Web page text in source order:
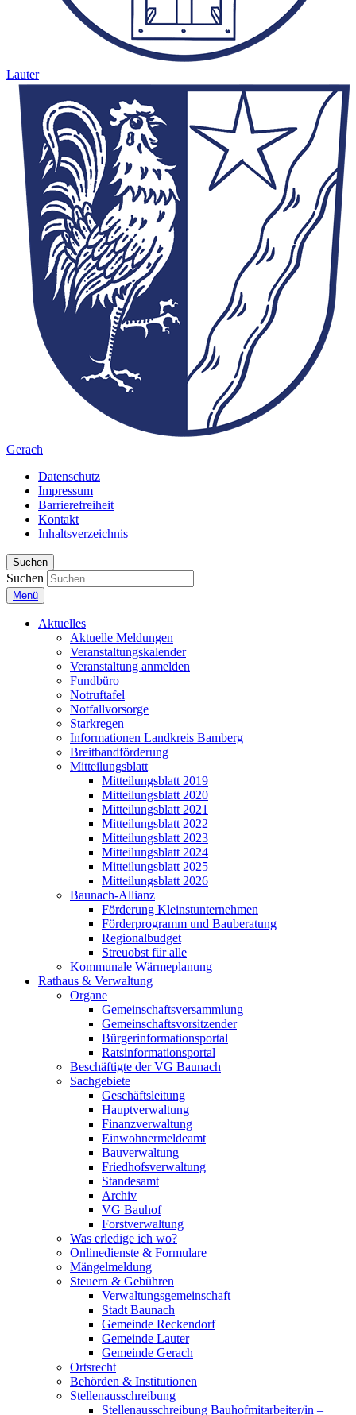
Lauter
Gerach
Datenschutz
Impressum
Barrierefreiheit
Kontakt
Inhaltsverzeichnis
Suchen
Suchen
Menü
Aktuelles
Aktuelle Meldungen
Veranstaltungskalender
Veranstaltung anmelden
Fundbüro
Notruftafel
Notfallvorsorge
Starkregen
Informationen Landkreis Bamberg
Breitbandförderung
Mitteilungsblatt
Mitteilungsblatt 2019
Mitteilungsblatt 2020
Mitteilungsblatt 2021
Mitteilungsblatt 2022
Mitteilungsblatt 2023
Mitteilungsblatt 2024
Mitteilungsblatt 2025
Mitteilungsblatt 2026
Baunach-Allianz
Förderung Kleinstunternehmen
Förderprogramm und Bauberatung
Regionalbudget
Streuobst für alle
Kommunale Wärmeplanung
Rathaus & Verwaltung
Organe
Gemeinschaftsversammlung
Gemeinschaftsvorsitzender
Bürgerinformationsportal
Ratsinformationsportal
Beschäftigte der VG Baunach
Sachgebiete
Geschäftsleitung
Hauptverwaltung
Finanzverwaltung
Einwohnermeldeamt
Bauverwaltung
Friedhofsverwaltung
Standesamt
Archiv
VG Bauhof
Forstverwaltung
Was erledige ich wo?
Onlinedienste & Formulare
Mängelmeldung
Steuern & Gebühren
Verwaltungsgemeinschaft
Stadt Baunach
Gemeinde Reckendorf
Gemeinde Lauter
Gemeinde Gerach
Ortsrecht
Behörden & Institutionen
Stellenausschreibung
Stellenausschreibung Bauhofmitarbeiter/in –